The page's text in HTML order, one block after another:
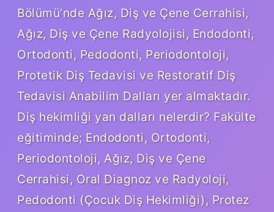
Bölümü’nde Ağız, Diş ve Çene Cerrahisi,
Ağız, Diş ve Çene Radyolojisi, Endodonti,
Ortodonti, Pedodonti, Periodontoloji,
Protetik Diş Tedavisi ve Restoratif Diş
Tedavisi Anabilim Dalları yer almaktadır.
Diş hekimliği yan dalları nelerdir? Fakülte
eğitiminde; Endodonti, Ortodonti,
Periodontoloji, Ağız, Diş ve Çene
Cerrahisi, Oral Diagnoz ve Radyoloji,
Pedodonti (Çocuk Diş Hekimliği), Protez